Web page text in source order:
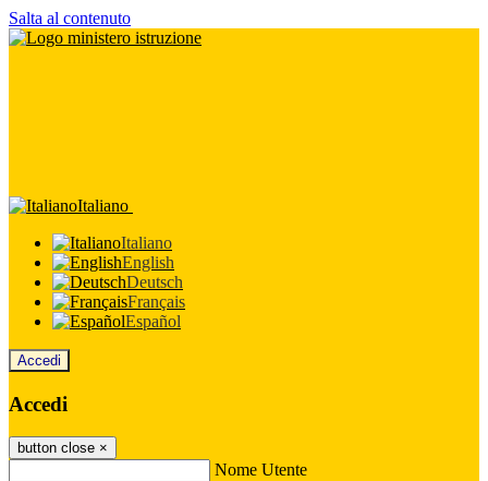
Salta al contenuto
Italiano
Italiano
English
Deutsch
Français
Español
Accedi
Accedi
button close ×
Nome Utente